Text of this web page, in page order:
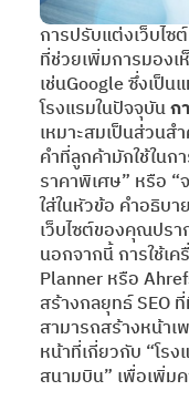
การปรับแต่งเว็บไ
ที่ช่วยเพิ่มการมองเ
เช่นGoogle ซึ่งเป็
โรงแรมในปัจจุบันก
เหมาะสมเป็นส่วน
คำที่ลูกค้ามักใช้ในก
ราคาพิเศษ” หรือ “
ใส่ในหัวข้อ คำอธิบ
เว็บไซต์ของคุณปร
นอกจากนี้ การใช้เ
Planner หรือ
สร้างกลยุทธ์ SEO
สามารถสร้างหน้า
หน้าที่เกี่ยวกับ “โร
สนามบิน” เพื่อเพิ่ม